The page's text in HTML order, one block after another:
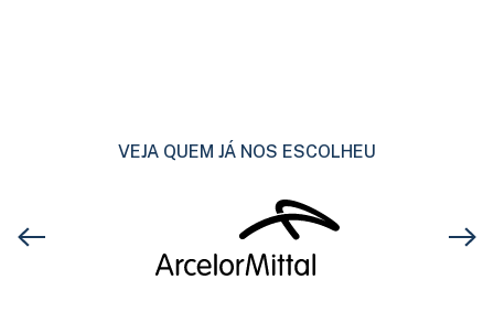
VEJA QUEM JÁ NOS ESCOLHEU